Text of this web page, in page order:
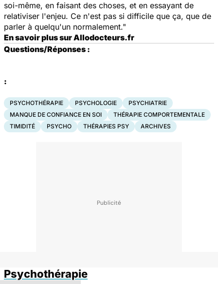
soi-même, en faisant des choses, et en essayant de
relativiser l'enjeu. Ce n'est pas si difficile que ça, que de
parler à quelqu'un normalement."
En savoir plus sur Allodocteurs.fr
Questions/Réponses :
:
PSYCHOTHÉRAPIE PSYCHOLOGIE
PSYCHIATRIE
MANQUE DE CONFIANCE EN SOI
THÉRAPIE COMPORTEMENTALE
TIMIDITÉ
PSYCHO THÉRAPIES PSY ARCHIVES
Psychothérapie